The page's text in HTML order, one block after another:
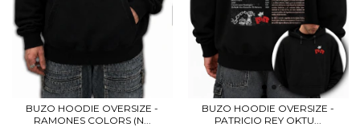
BUZO HOODIE OVERSIZE -
RAMONES COLORS (N...
BUZO HOODIE OVERSIZE -
PATRICIO REY OKTU...